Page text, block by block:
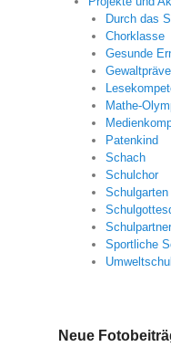
Durch das
Chorklasse
Gesunde
Mathe-
Patenkind
Schach
Schulchor
Schulgarten
Sportliche
Neue